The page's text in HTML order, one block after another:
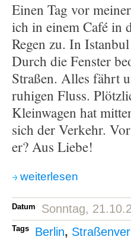
Einen Tag vor
ich in einem Café in
Regen zu. In
Durch die Fenster
Straßen. Alles fährt
ruhigen Fluss.
Kleinwagen hat
sich der Verkehr.
er? Aus Liebe!
weiterlesen
Datum Sonntag,
Tags Berlin,